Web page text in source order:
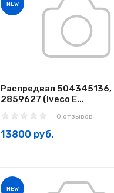
NEW
Распредвал 504345136,
2859627 (Iveco E...
0 отзывов
13800 руб.
NEW